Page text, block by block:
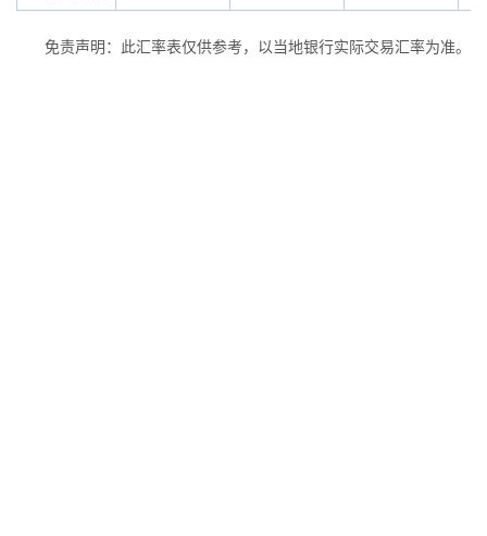
免责声明：此汇率表仅供参考，以当地银行实际交易汇率为准。